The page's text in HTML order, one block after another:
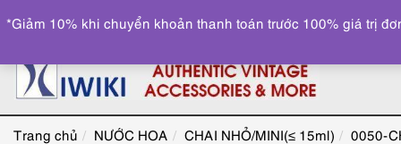
Trang chủ NƯỚC HOA CHAI NHỎ/MINI(≤ 15ml) 0050-
*Giảm 10% khi chuyển khoản thanh toán trước 100% giá trị